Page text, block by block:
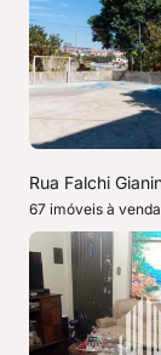
Rua Falchi
67 imóveis à